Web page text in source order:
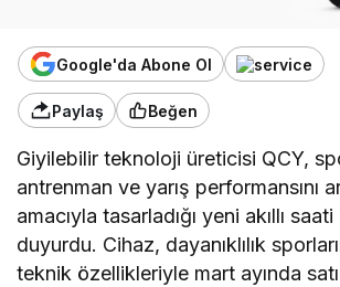
Google'da Abone Ol
Paylaş Beğen
Giyilebilir teknoloji üreticisi QCY,
antrenman ve yarış performansını
amacıyla tasarladığı yeni akıllı saati
duyurdu. Cihaz, dayanıklılık
teknik özellikleriyle mart ayında